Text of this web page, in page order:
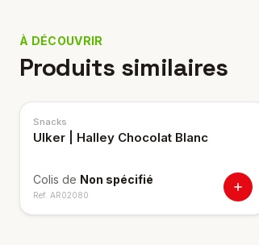
À DÉCOUVRIR
Produits similaires
Snacks
Ulker | Halley Chocolat Blanc
Colis de Non spécifié
Ref. AR02080